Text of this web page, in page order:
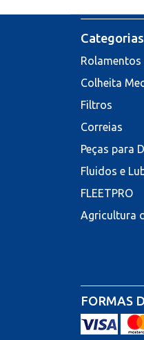
Categorias
Rolamentos
Colheita
Filtros
Correias
Peças para
Fluidos e
FLEETPRO
Agricultura
FORMAS